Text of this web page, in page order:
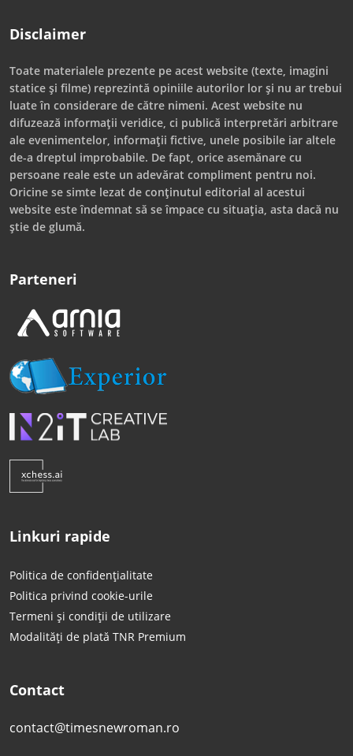
Disclaimer
Toate materialele prezente pe acest website (texte, imagini
statice și filme) reprezintă opiniile autorilor lor și nu ar trebui
luate în considerare de către nimeni. Acest website nu
difuzează informații veridice, ci publică interpretări arbitrare
ale evenimentelor, informații fictive, unele posibile iar altele
de-a dreptul improbabile. De fapt, orice asemănare cu
persoane reale este un adevărat compliment pentru noi.
Oricine se simte lezat de conținutul editorial al acestui
website este îndemnat să se împace cu situația, asta dacă nu
știe de glumă.
Parteneri
Linkuri rapide
Politica de confidențialitate
Politica privind cookie-urile
Termeni și condiții de utilizare
Modalități de plată TNR Premium
Contact
contact@timesnewroman.ro